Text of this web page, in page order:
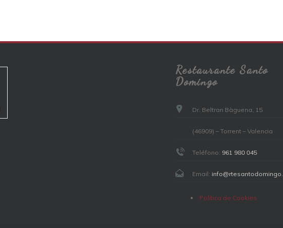
Restaurante Santo
Domingo
Dr. Beltran Bàguena, 15
(46909) – Torrent – Valencia
Teléfono: 961 980 045
Email:
Política de Cookies